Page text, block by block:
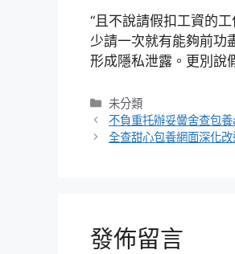
“且不說請假扣工資的
少請一次就有能夠前功
形成隱私泄露。更別說
分
類
未分類
不負重托辦妥黌舍查包
全查甜心包養網面深化
發佈留言